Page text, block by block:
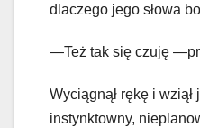
dlaczego jego słowa
—Też tak się czuję
Wyciągnął rękę i wziął
instynktowny,